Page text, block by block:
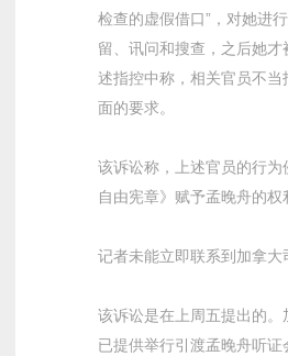
检查的虚假借口”，对她进
留、讯问和搜查，之后她
述指控中称，相关官员不
面的要求。
该诉讼称，上述官员的行
自由宪章》赋予孟晚舟的权
记者未能立即联系到加拿大
该诉讼是在上周五提出的。
已提供举行引渡孟晚舟听